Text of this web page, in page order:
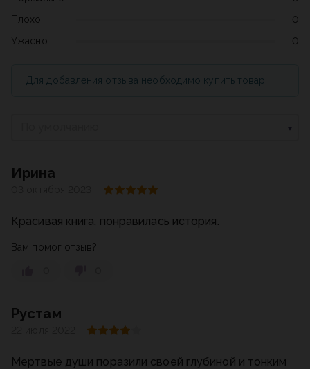
Ирина
Красивая книга, понравилась история.
Вам помог отзыв?
Рустам
Мертвые души поразили своей глубиной и тонким
Плохо
0
Ужасно
0
Для добавления отзыва необходимо купить товар